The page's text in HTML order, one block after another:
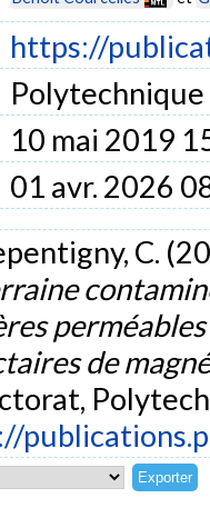
https://
10 mai 2019
01 avr. 2026
C.
de